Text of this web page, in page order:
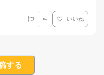
いいね
する